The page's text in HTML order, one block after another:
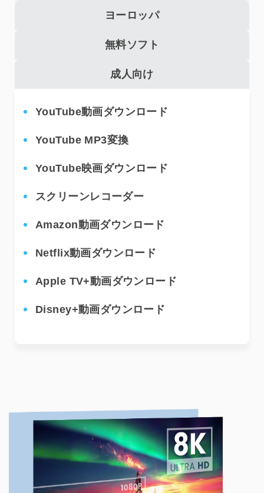
ヨーロッパ
無料ソフト
成人向け
YouTube動画ダウンロード
YouTube MP3変換
YouTube映画ダウンロード
スクリーンレコーダー
Amazon動画ダウンロード
Netflix動画ダウンロード
Apple TV+動画ダウンロード
Disney+動画ダウンロード